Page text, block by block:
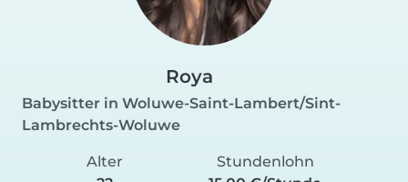
Roya
Babysitter in Woluwe-Saint-Lambert/Sint-
Lambrechts-Woluwe
Alter
Stundenlohn